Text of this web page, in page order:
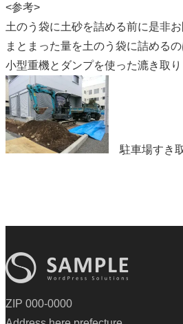
<参考>
土のう袋に土砂を詰める前に是非お
まとまった量を土のう袋に詰める
小型重機とダンプを使った漉き取
駐車場すき
ZIP 000-0000